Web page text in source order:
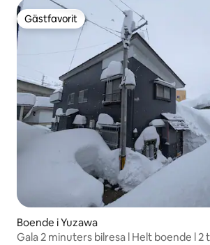
Gästfavorit
Gästfavorit
Boende i Yuzawa
Gala 2 minuters bilresa l Helt boende l